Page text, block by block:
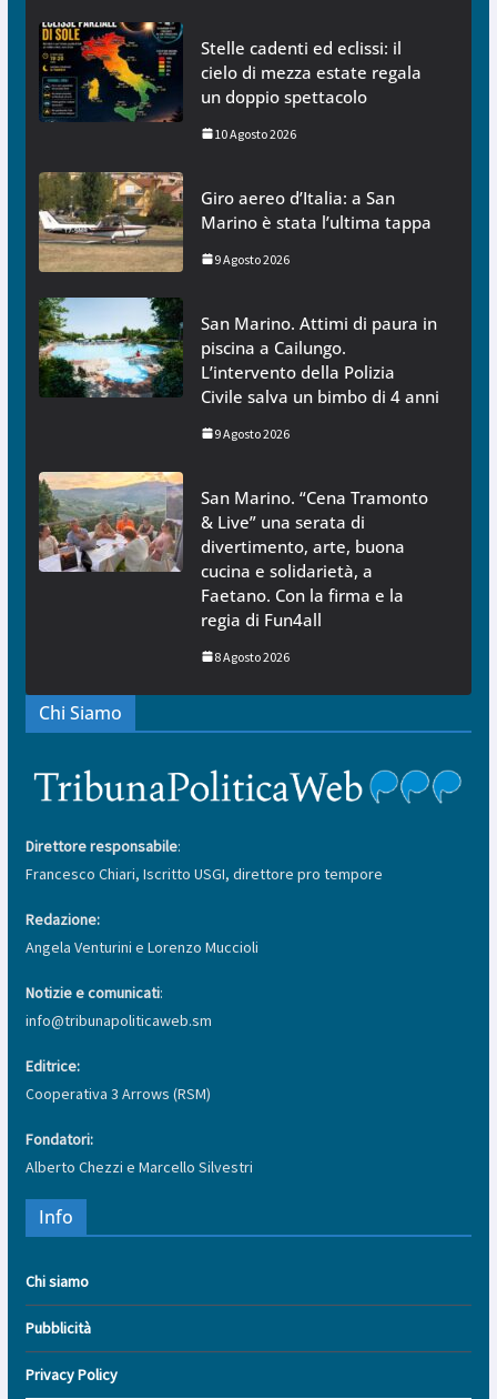
Stelle cadenti ed eclissi: il
cielo di mezza estate regala
un doppio spettacolo
10 Agosto 2026
Giro aereo d’Italia: a San
Marino è stata l’ultima tappa
9 Agosto 2026
San Marino. Attimi di paura in
piscina a Cailungo.
L’intervento della Polizia
Civile salva un bimbo di 4 anni
9 Agosto 2026
San Marino. “Cena Tramonto
& Live” una serata di
divertimento, arte, buona
cucina e solidarietà, a
Faetano. Con la firma e la
regia di Fun4all
8 Agosto 2026
Chi Siamo
Direttore responsabile:
Francesco Chiari, Iscritto USGI, direttore pro tempore
Redazione:
Angela Venturini e Lorenzo Muccioli
Notizie e comunicati:
info@tribunapoliticaweb.sm
Editrice:
Cooperativa 3 Arrows (RSM)
Fondatori:
Alberto Chezzi e Marcello Silvestri
Info
Chi siamo
Pubblicità
Privacy Policy